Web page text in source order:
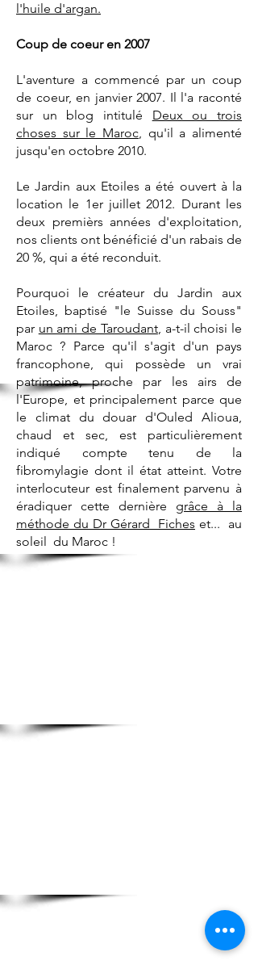
l'huile d'argan.
Coup de coeur en 2007
L'aventure a commencé par un coup
de coeur, en janvier 2007. Il l'a raconté
sur un blog intitulé Deux ou trois
choses sur le Maroc, qu'il a alimenté
jusqu'en octobre 2010.
Le Jardin aux Etoiles a été ouvert à la
location le 1er juillet 2012. Durant les
deux premièrs années d'exploitation,
nos clients ont bénéficié d'un rabais de
20 %, qui a été reconduit.
Pourquoi le créateur du Jardin aux
Etoiles, baptisé "le Suisse du Souss"
par un ami de Taroudant, a-t-il choisi le
Maroc ? Parce qu'il s'agit d'un pays
francophone, qui possède un vrai
patrimoine,proche par les airs de
l'Europe, et principalement parce que
le climat du douar d'Ouled Alioua,
chaud et sec, est particulièrement
indiqué compte tenu de la
fibromylagie dont il état atteint. Votre
interlocuteur est finalement parvenu à
éradiquer cette dernière grâce à la
méthode du Dr Gérard Fiches et... au
soleil du Maroc !